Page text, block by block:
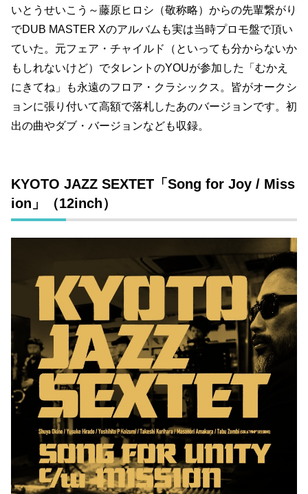
いとうせいこう～藤原ヒロシ（敬称略）からの先輩繋がり
でDUB MASTER Xのアルバムも実は当時プロモ盤で頂い
ていた。元フェア・チャイルド（といっても分からないか
もしれないけど）でタレントのYOUが参加した「むかえ
にきてね」も永遠のフロア・クラシックス。皆がオークシ
ョンに張り付いて高額で落札したあのバージョンです。初
出の曲やダブ・バージョンなども収録。
KYOTO JAZZ SEXTET「Song for Joy / Miss
ion」（12inch）